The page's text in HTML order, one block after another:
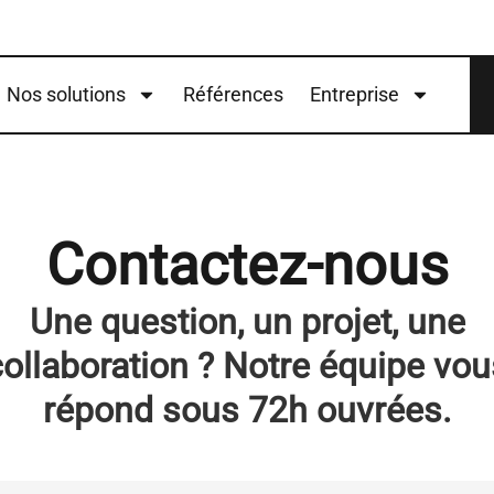
Nos solutions Références Entreprise
Contactez-nous
Une question, un projet, une
? Notre équipe
répond sous 72h ouvrées.